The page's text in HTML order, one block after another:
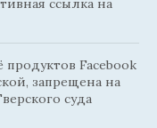
ссылка на
Facebook
запрещена на
суда